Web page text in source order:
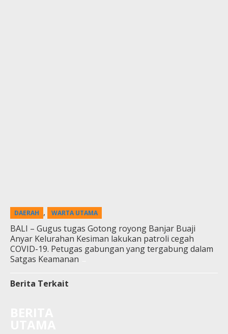
DAERAH , WARTA UTAMA
BALI – Gugus tugas Gotong royong Banjar Buaji
Anyar Kelurahan Kesiman lakukan patroli cegah
COVID-19. Petugas gabungan yang tergabung dalam
Satgas Keamanan
Berita Terkait